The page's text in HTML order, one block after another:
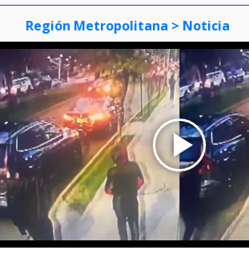
Región Metropolitana > Noticia